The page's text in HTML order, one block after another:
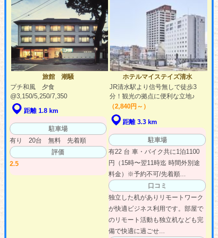
旅館 潮騒
プチ和風 夕食
@3,150/5,250/7,350
距離 1.8 km
駐車場
有り 20台 無料 先着順
評価
2.5
ホテルマイステイズ清水
JR清水駅より信号無しで徒歩3
分！観光の拠点に便利な立地♪
（2,840円～）
距離 3.3 km
駐車場
有22 台 車・バイク共に1泊1100
円（15時〜翌11時迄 時間外別途
料金）※予約不可/先着順...
口コミ
独立した机がありリモートワーク
が快適ビジネス利用です。部屋で
のリモート活動も独立机なども完
備で快適に過ごせ...